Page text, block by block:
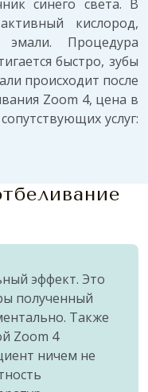
синего света. В
кислород,
Процедура
быстро, зубы
происходит после
Zoom 4, цена в
услуг:
эффект. Это
полученный
Также
Zoom 4
ничем не